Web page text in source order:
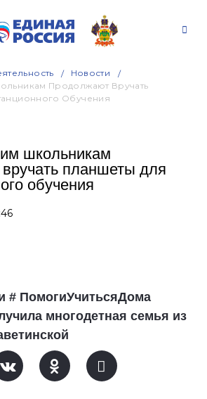
Новости
Продолжают Вручать
Обучения
школьникам
планшеты для
обучения
# ПомогиУчитьсяДома
многодетная семья из